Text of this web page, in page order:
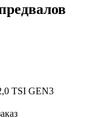
TSI GEN3